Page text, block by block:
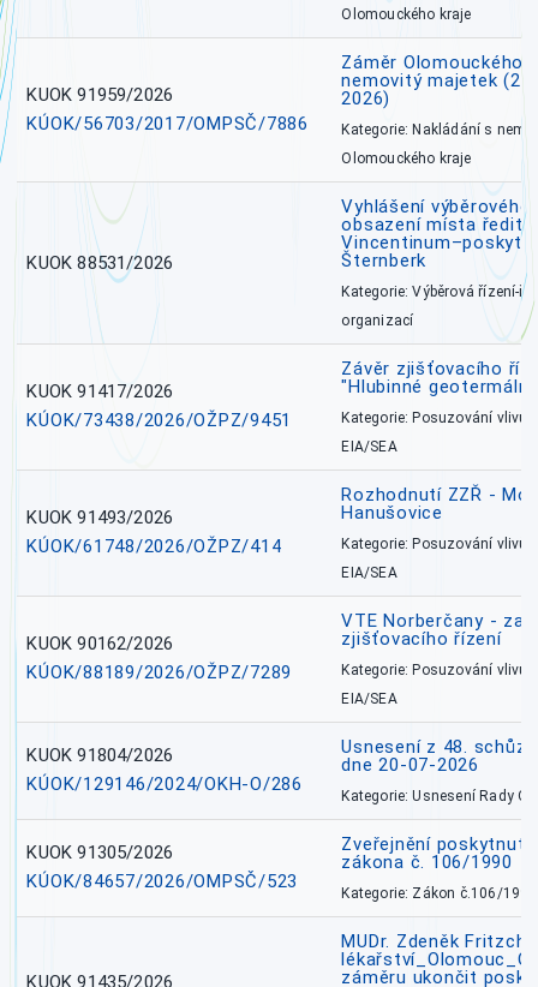
Olomouckého kraje
KUOK 91959/2026
KÚOK/56703/2017/OMPSČ/7886
Záměr Olomouckého
nemovitý majetek
2026)
Kategorie: Nakládání s
Olomouckého kraje
KUOK 88531/2026
Vyhlášení výběrového
obsazení místa
Šternberk
Kategorie: Výběrová řízení-
organizací
KUOK 91417/2026
KÚOK/73438/2026/OŽPZ/9451
Závěr zjišťovacího
"Hlubinné
Kategorie: Posuzování vlivů
EIA/SEA
KUOK 91493/2026
KÚOK/61748/2026/OŽPZ/414
Rozhodnutí ZZŘ -
Hanušovice
Kategorie: Posuzování vlivů
EIA/SEA
KUOK 90162/2026
KÚOK/88189/2026/OŽPZ/7289
VTE Norberčany -
zjišťovacího řízení
Kategorie: Posuzování vlivů
EIA/SEA
KUOK 91804/2026
KÚOK/129146/2024/OKH-O/286
Usnesení z 48.
dne 20-07-2026
Kategorie: Usnesení Rady
KUOK 91305/2026
KÚOK/84657/2026/OMPSČ/523
Zveřejnění poskytnutí
zákona č. 106/1990
Kategorie: Zákon č.106/1999
KUOK 91435/2026
MUDr. Zdeněk
záměru ukončit